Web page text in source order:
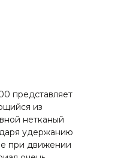
представляет
из
нетканый
удержанию
при движении